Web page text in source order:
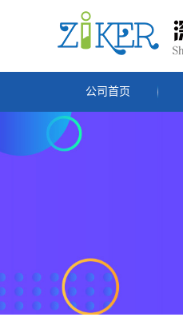
公司首页